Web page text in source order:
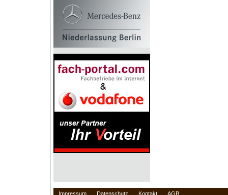
Impressum Datenschutz Kontakt AGB